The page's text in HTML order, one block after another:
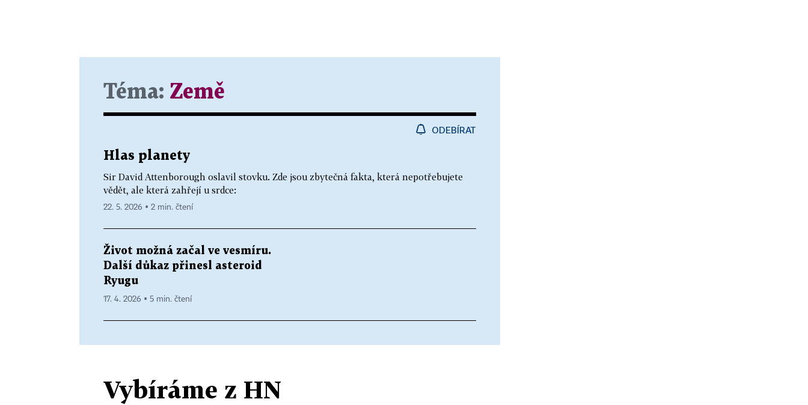
Téma: Země
ODEBÍRAT
Hlas planety
Sir David Attenborough oslavil stovku. Zde jsou zbytečná fakta, která nepotřebujete
vědět, ale která zahřejí u srdce:
22. 5. 2026 ▪ 2 min. čtení
Život možná začal ve vesmíru.
Další důkaz přinesl asteroid
Ryugu
17. 4. 2026 ▪ 5 min. čtení
Vybíráme z HN